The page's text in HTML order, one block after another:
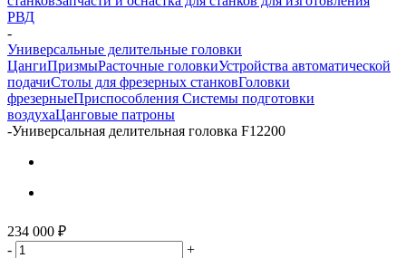
РВД
-
Универсальные делительные головки
ЦангиПризмыРасточные головкиУстройства автоматической
подачиСтолы для фрезерных станковГоловки
фрезерныеПриспособления Системы подготовки
воздухаЦанговые патроны
-Универсальная делительная головка F12200
234 000 ₽
-
+